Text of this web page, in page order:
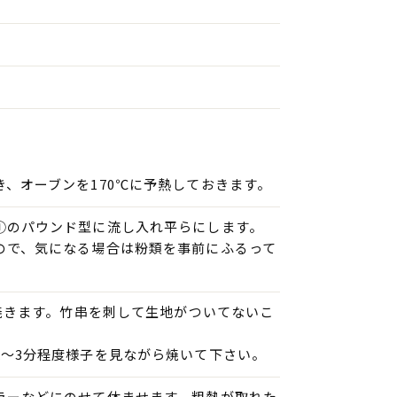
オーブンを170℃に予熱しておきます。
パウンド型に流し入れ平らにします。
、気になる場合は粉類を事前にふるって
ます。竹串を刺して生地がついてないこ
分程度様子を見ながら焼いて下さい。